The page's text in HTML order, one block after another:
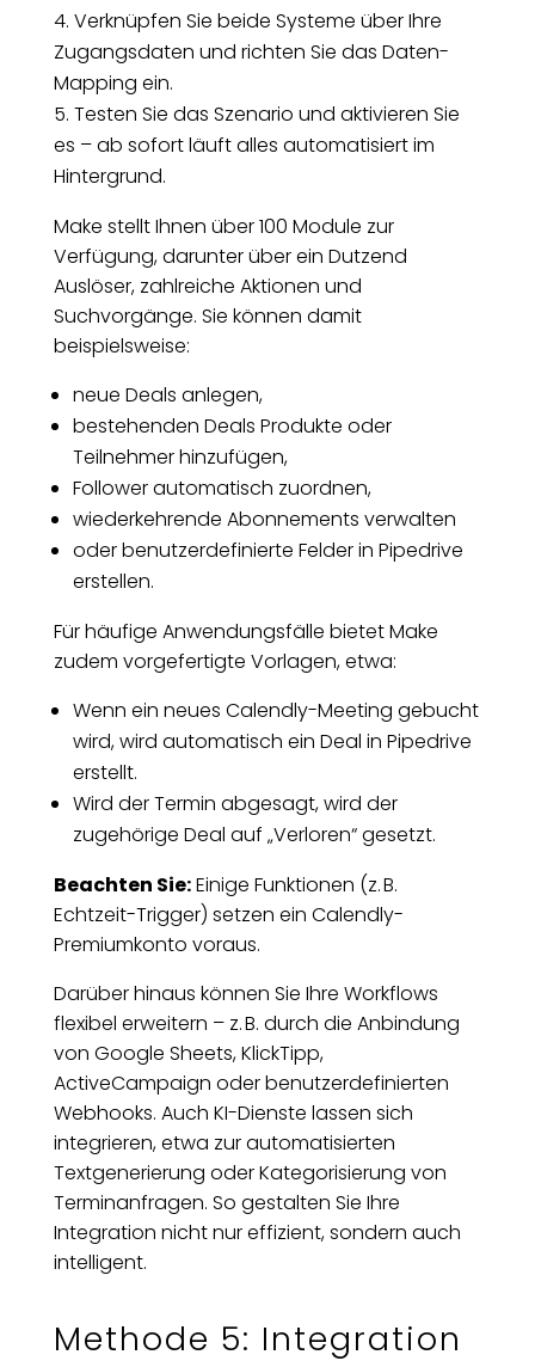
Verknüpfen Sie beide Systeme über Ihre
Zugangsdaten und richten Sie das Daten-
Mapping ein.
Testen Sie das Szenario und aktivieren Sie
es – ab sofort läuft alles automatisiert im
Hintergrund.
Make stellt Ihnen über 100 Module zur
Verfügung, darunter über ein Dutzend
Auslöser, zahlreiche Aktionen und
Suchvorgänge. Sie können damit
beispielsweise:
neue Deals anlegen,
bestehenden Deals Produkte oder
Teilnehmer hinzufügen,
Follower automatisch zuordnen,
wiederkehrende Abonnements verwalten
oder benutzerdefinierte Felder in Pipedrive
erstellen.
Für häufige Anwendungsfälle bietet Make
zudem vorgefertigte Vorlagen, etwa:
Wenn ein neues Calendly-Meeting gebucht
wird, wird automatisch ein Deal in Pipedrive
erstellt.
Wird der Termin abgesagt, wird der
zugehörige Deal auf „Verloren“ gesetzt.
Beachten Sie:Einige Funktionen (z. B.
Echtzeit-Trigger) setzen ein Calendly-
Premiumkonto voraus.
Darüber hinaus können Sie Ihre Workflows
flexibel erweitern – z. B. durch die Anbindung
von Google Sheets, KlickTipp,
ActiveCampaign oder benutzerdefinierten
Webhooks. Auch KI-Dienste lassen sich
integrieren, etwa zur automatisierten
Textgenerierung oder Kategorisierung von
Terminanfragen. So gestalten Sie Ihre
Integration nicht nur effizient, sondern auch
intelligent.
Methode 5: Integration